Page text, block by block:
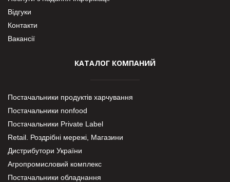
Відгуки
Контакти
Вакансії
КАТАЛОГ КОМПАНИЙ
Постачальники продуктів харчування
Постачальники nonfood
Постачальники Private Label
Retail. Роздрібні мережі, Магазини
Дистрибутори України
Агропромисловий комплекс
Постачальники обладнання